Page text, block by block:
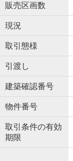
販売区画数
現況
取引態様
引渡し
建築確認番号
物件番号
取引条件の有効
期限